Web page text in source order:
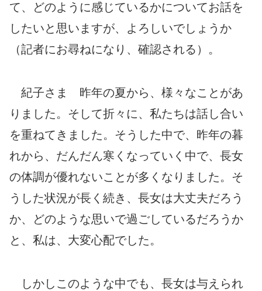
て、どのように感じているかについてお話を
したいと思いますが、よろしいでしょうか
（記者にお尋ねになり、確認される）。
紀子さま 昨年の夏から、様々なことがあ
りました。そして折々に、私たちは話し合い
を重ねてきました。そうした中で、昨年の暮
れから、だんだん寒くなっていく中で、長女
の体調が優れないことが多くなりました。そ
うした状況が長く続き、長女は大丈夫だろう
か、どのような思いで過ごしているだろうか
と、私は、大変心配でした。
しかしこのような中でも、長女は与えられ